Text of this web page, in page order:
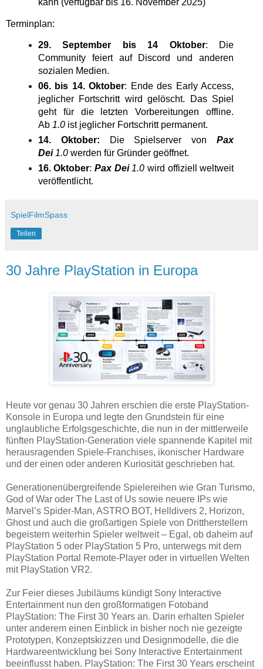
Terminplan:
29. September bis 14 Oktober: Die
Community feiert auf Discord und anderen
sozialen Medien.
06. bis 14. Oktober: Ende des Early Access,
jeglicher Fortschritt wird gelöscht. Das Spiel
geht für die letzten Vorbereitungen offline.
Ab 1.0ist jeglicher Fortschritt permanent.
14. Oktober: Die Spielserver vonPax
Dei1.0werden für Gründer geöffnet.
16. Oktober: Pax Dei 1.0 wird offiziell weltweit
veröffentlicht.
SpielFilmSpass
Teilen
30 Jahre PlayStation in Europa
Heute vor genau 30 Jahren erschien die erste PlayStation-
Konsole in Europa und legte den Grundstein für eine
unglaubliche Erfolgsgeschichte, die nun in der mittlerweile
fünften PlayStation-Generation viele spannende Kapitel mit
herausragenden Spiele-Franchises, ikonischer Hardware
und der einen oder anderen Kuriosität geschrieben hat.
Generationenübergreifende Spielereihen wie Gran Turismo,
God of War oder The Last of Us sowie neuere IPs wie
Marvel’s Spider-Man, ASTRO BOT, Helldivers 2, Horizon,
Ghost und auch die großartigen Spiele von Drittherstellern
begeistern weiterhin Spieler weltweit – Egal, ob daheim auf
PlayStation 5 oder PlayStation 5 Pro, unterwegs mit dem
PlayStation Portal Remote-Player oder in virtuellen Welten
mit PlayStation VR2.
Zur Feier dieses Jubiläums kündigt Sony Interactive
Entertainment nun den großformatigen Fotoband
PlayStation: The First 30 Years an. Darin erhalten Spieler
unter anderem einen Einblick in bisher noch nie gezeigte
Prototypen, Konzeptskizzen und Designmodelle, die die
Hardwareentwicklung bei Sony Interactive Entertainment
beeinflusst haben. PlayStation: The First 30 Years erscheint